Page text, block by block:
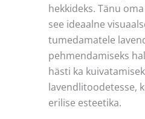
hekkideks. Tänu
see ideaalne
tumedamatele
pehmendamiseks
hästi ka
lavendlitoodetesse,
erilise esteetika.